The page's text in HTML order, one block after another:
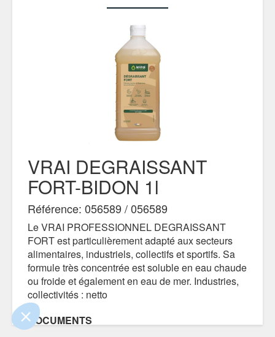
de ce site vous intéresse
aimerait bien vous accompagner
par
VRAI DEGRAISSANT
FORT-BIDON 1l
Référence: 056589 / 056589
Le VRAI PROFESSIONNEL DEGRAISSANT
FORT est particulièrement adapté aux secteurs
alimentaires, industriels, collectifs et sportifs. Sa
formule très concentrée est soluble en eau chaude
ou froide et également en eau de mer. Industries,
collectivités : netto
DOCUMENTS